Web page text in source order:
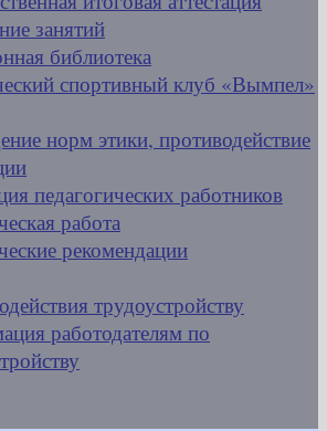
занятий
библиотека
спортивный клуб «Вымпел»
норм этики, противодействие
педагогических работников
работа
рекомендации
трудоустройству
работодателям по